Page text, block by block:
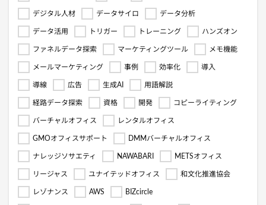
デジタル人材 データサイロ データ分析
データ活用 トリガー トレーニング ハンズオン
ファネルデータ探索 マーケティングツール メモ機能
メールマーケティング 事例 効率化 導入
導線 広告 生成AI 用語解説
経路データ探索 資格 開発 コピーライティング
バーチャルオフィス レンタルオフィス
GMOオフィスサポート DMMバーチャルオフィス
ナレッジソサエティ NAWABARI METSオフィス
リージャス ユナイテッドオフィス 和文化推進協会
レゾナンス AWS BIZcircle